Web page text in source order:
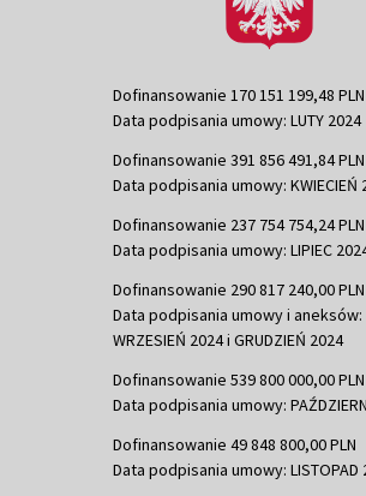
Dofinansowanie 170 151 199,48 PLN
Data podpisania umowy: LUTY 2024
Dofinansowanie 391 856 491,84 PLN
Data podpisania umowy: KWIECIEŃ
Dofinansowanie 237 754 754,24 PLN
Data podpisania umowy: LIPIEC
Dofinansowanie 290 817 240,00 PLN
Data podpisania umowy i aneksów:
WRZESIEŃ 2024 i GRUDZIEŃ 2024
Dofinansowanie 539 800 000,00 PLN
Data podpisania umowy:
Dofinansowanie 49 848 800,00 PLN
Data podpisania umowy: LISTOPAD